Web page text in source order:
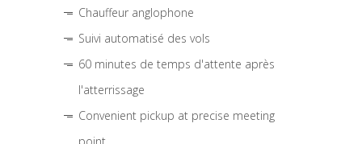
Chauffeur anglophone
Suivi automatisé des vols
60 minutes de temps d'attente après
l'atterrissage
Convenient pickup at precise meeting